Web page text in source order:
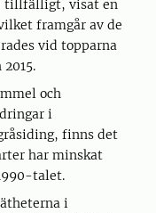
tillfälligt, visat en
framgår av de
vid topparna
och
i
finns det
har minskat
talet.
i